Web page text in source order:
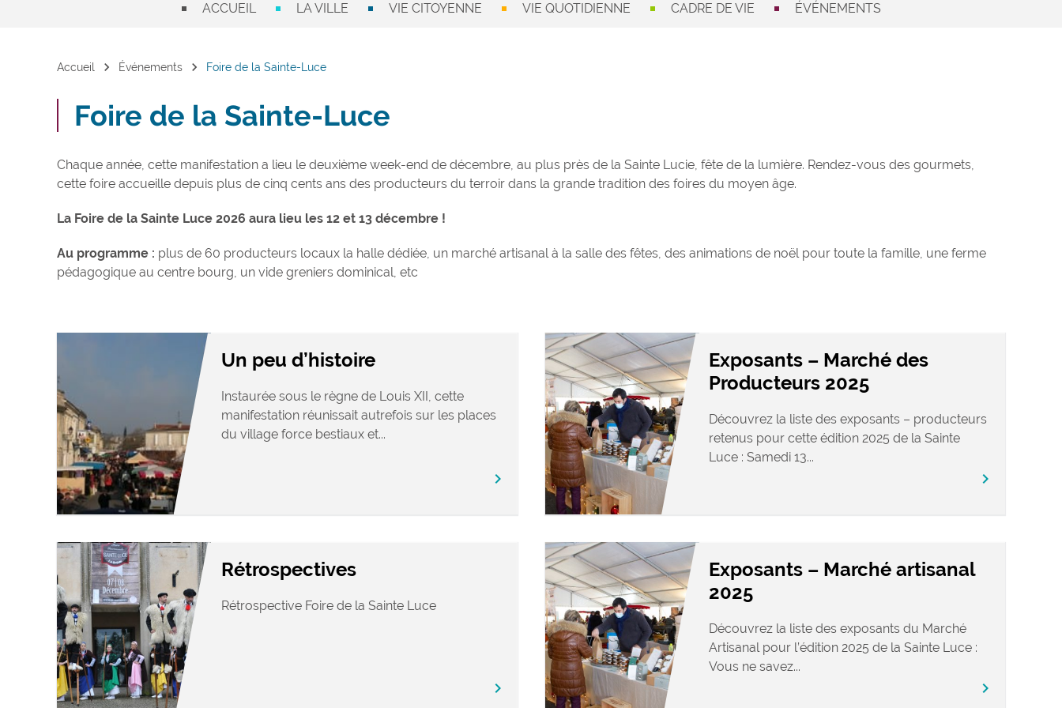
ACCUEIL LA VILLE VIE CITOYENNE VIE QUOTIDIENNE CADRE DE VIE ÉVÉNEMENTS
Accueil chevron_right Événements chevron_right Foire de la Sainte-Luce
Foire de la Sainte-Luce
Chaque année, cette manifestation a lieu le deuxième week-end de décembre, au plus près de la Sainte Lucie, fête de la lumière. Rendez-vous des gourmets,
cette foire accueille depuis plus de cinq cents ans des producteurs du terroir dans la grande tradition des foires du moyen âge.
La Foire de la Sainte Luce 2026 aura lieu les 12 et 13 décembre !
Au programme : plus de 60 producteurs locaux la halle dédiée, un marché artisanal à la salle des fêtes, des animations de noël pour toute la famille, une ferme
pédagogique au centre bourg, un vide greniers dominical, etc
Un peu d’histoire
Instaurée sous le règne de Louis XII, cette
manifestation réunissait autrefois sur les places
du village force bestiaux et...
chevron_right
Exposants – Marché des
Producteurs 2025
Découvrez la liste des exposants – producteurs
retenus pour cette édition 2025 de la Sainte
Luce : Samedi 13...
chevron_right
Rétrospectives
Rétrospective Foire de la Sainte Luce
chevron_right
Exposants – Marché artisanal
2025
Découvrez la liste des exposants du Marché
Artisanal pour l’édition 2025 de la Sainte Luce :
Vous ne savez...
chevron_right